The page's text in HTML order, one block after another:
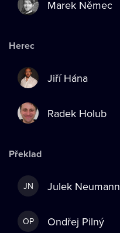
Marek Němec
Herec
Jiří Hána
Radek Holub
Překlad
JN Julek Neumann
OP Ondřej Pilný